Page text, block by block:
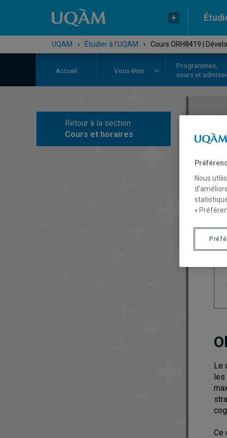
UQAM › Étudier à l'UQAM › Cours ORH8419 |
Accueil Vous êtes
Programmes,
cours et
Retour à la section
Cours et horaires
Le
les
Ce
Nous
«